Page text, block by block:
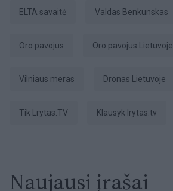
ELTA savaitė Valdas Benkunskas
Oro pavojus Oro pavojus Lietuvoje
Vilniaus meras Dronas Lietuvoje
tik Lrytas.TV Klausyk lrytas.tv
Naujausi įrašai